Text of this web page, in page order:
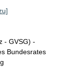
- GVSG) -
Bundesrates